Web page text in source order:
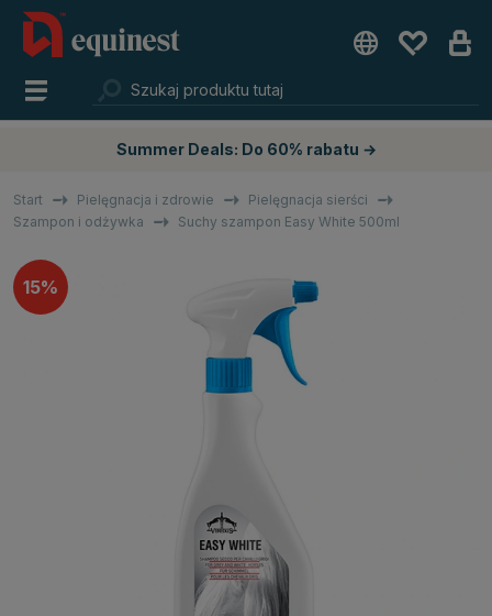
Summer Deals: Do 60% rabatu →
Start Pielęgnacja i zdrowie
Pielęgnacja sierści
Szampon i odżywka
Suchy szampon Easy White 500ml
15